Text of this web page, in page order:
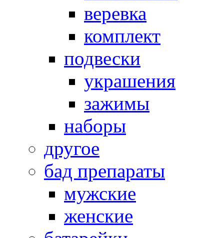
веревка
комплект
подвески
украшения
зажимы
наборы
другое
бад препараты
мужские
женские